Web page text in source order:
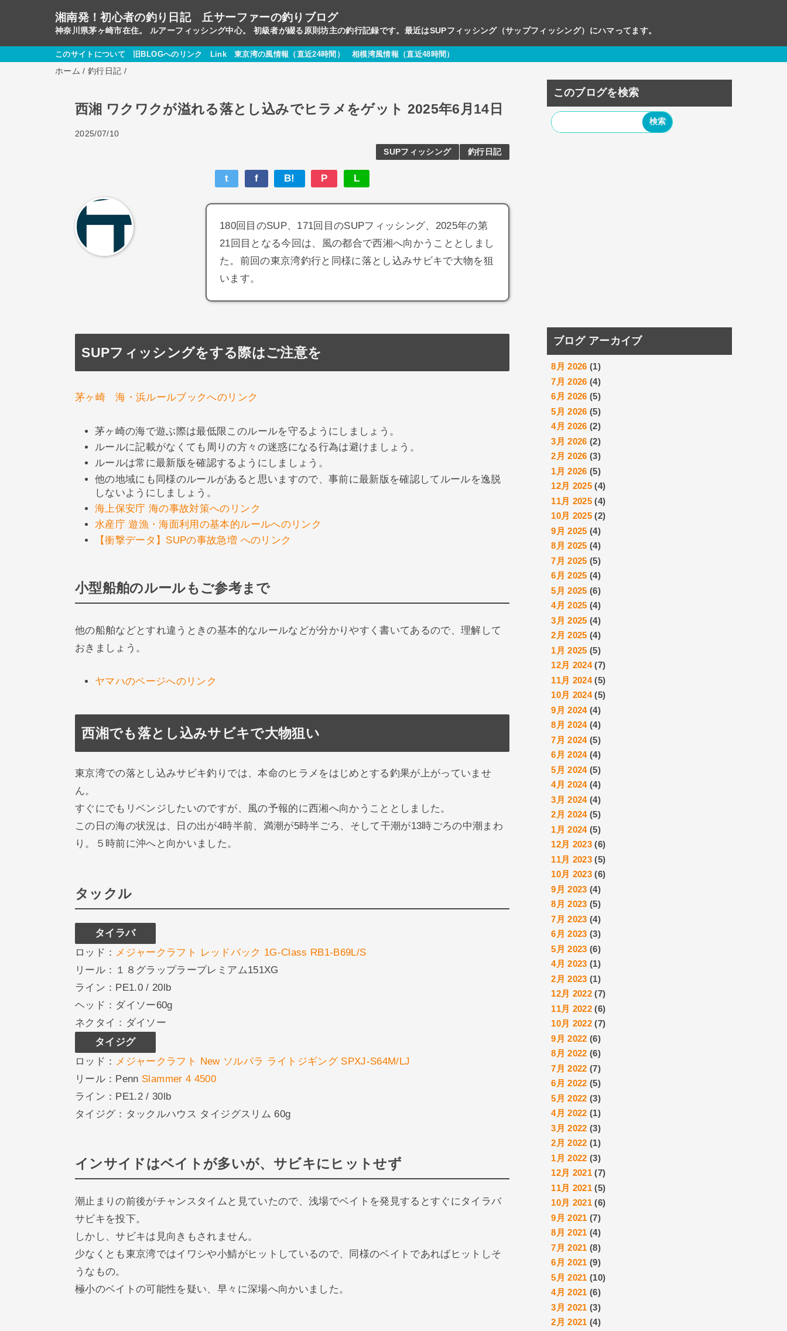
湘南発！初心者の釣り日記 丘サーファーの釣りブログ
神奈川県茅ヶ崎市在住。 ルアーフィッシング中心。 初級者が綴る原則坊主の釣行記録です。最近はSUPフィッシング（サップフィッシング）にハマってます。
このサイトについて 旧BLOGへのリンク Link 東京湾の風情報（直近24時間） 相模湾風情報（直近48時間）
ホーム /釣行日記 /
西湘 ワクワクが溢れる落とし込みでヒラメをゲット 2025年6月14日
2025/07/10
SUPフィッシング 釣行日記
t f B! P L
180回目のSUP、171回目のSUPフィッシング、2025年の第
21回目となる今回は、風の都合で西湘へ向かうこととしまし
た。前回の東京湾釣行と同様に落とし込みサビキで大物を狙
います。
SUPフィッシングをする際はご注意を
茅ヶ崎 海・浜ルールブックへのリンク
茅ヶ崎の海で遊ぶ際は最低限このルールを守るようにしましょう。
ルールに記載がなくても周りの方々の迷惑になる行為は避けましょう。
ルールは常に最新版を確認するようにしましょう。
他の地域にも同様のルールがあると思いますので、事前に最新版を確認してルールを逸脱
しないようにしましょう。
海上保安庁 海の事故対策へのリンク
水産庁 遊漁・海面利用の基本的ルールへのリンク
【衝撃データ】SUPの事故急増 へのリンク
小型船舶のルールもご参考まで
他の船舶などとすれ違うときの基本的なルールなどが分かりやすく書いてあるので、理解して
おきましょう。
ヤマハのページへのリンク
西湘でも落とし込みサビキで大物狙い
東京湾での落とし込みサビキ釣りでは、本命のヒラメをはじめとする釣果が上がっていませ
ん。
すぐにでもリベンジしたいのですが、風の予報的に西湘へ向かうこととしました。
この日の海の状況は、日の出が4時半前、満潮が5時半ごろ、そして干潮が13時ごろの中潮まわ
り。５時前に沖へと向かいました。
タックル
タイラバ
ロッド： メジャークラフト レッドバック 1G-Class RB1-B69L/S
リール：１８グラップラープレミアム151XG
ライン：PE1.0 / 20lb
ヘッド：ダイソー60g
ネクタイ：ダイソー
タイジグ
ロッド： メジャークラフト New ソルパラ ライトジギング SPXJ-S64M/LJ
リール：Penn Slammer 4 4500
ライン：PE1.2 / 30lb
タイジグ：タックルハウス タイジグスリム 60g
インサイドはベイトが多いが、サビキにヒットせず
潮止まりの前後がチャンスタイムと見ていたので、浅場でベイトを発見するとすぐにタイラバ
サビキを投下。
しかし、サビキは見向きもされません。
少なくとも東京湾ではイワシや小鯖がヒットしているので、同様のベイトであればヒットしそ
うなもの。
極小のベイトの可能性を疑い、早々に深場へ向かいました。
このブログを検索
ブログ アーカイブ
8月 2026 (1)
7月 2026 (4)
6月 2026 (5)
5月 2026 (5)
4月 2026 (2)
3月 2026 (2)
2月 2026 (3)
1月 2026 (5)
12月 2025 (4)
11月 2025 (4)
10月 2025 (2)
9月 2025 (4)
8月 2025 (4)
7月 2025 (5)
6月 2025 (4)
5月 2025 (6)
4月 2025 (4)
3月 2025 (4)
2月 2025 (4)
1月 2025 (5)
12月 2024(7)
11月 2024(5)
10月 2024(5)
9月 2024(4)
8月 2024(4)
7月 2024(5)
6月 2024(4)
5月 2024(5)
4月 2024(4)
3月 2024(4)
2月 2024(5)
1月 2024(5)
12月 2023 (6)
11月 2023 (5)
10月 2023 (6)
9月 2023 (4)
8月 2023 (5)
7月 2023 (4)
6月 2023 (3)
5月 2023 (6)
4月 2023 (1)
2月 2023 (1)
12月 2022 (7)
11月 2022 (6)
10月 2022 (7)
9月 2022 (6)
8月 2022 (6)
7月 2022 (7)
6月 2022 (5)
5月 2022 (3)
4月 2022 (1)
3月 2022 (3)
2月 2022 (1)
1月 2022 (3)
12月 2021 (7)
11月 2021 (5)
10月 2021 (6)
9月 2021 (7)
8月 2021 (4)
7月 2021 (8)
6月 2021 (9)
5月 2021 (10)
4月 2021 (6)
3月 2021 (3)
2月 2021 (4)